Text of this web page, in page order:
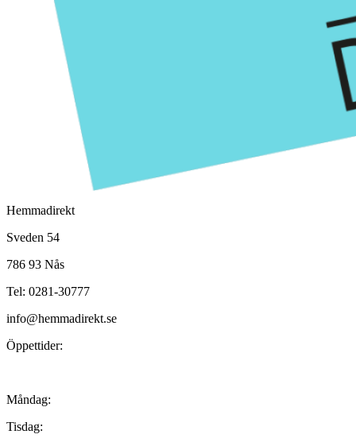
Hemmadirekt
Sveden 54
786 93 Nås
Tel: 0281-30777
info@hemmadirekt.se
Öppettider:
Måndag:
Tisdag: